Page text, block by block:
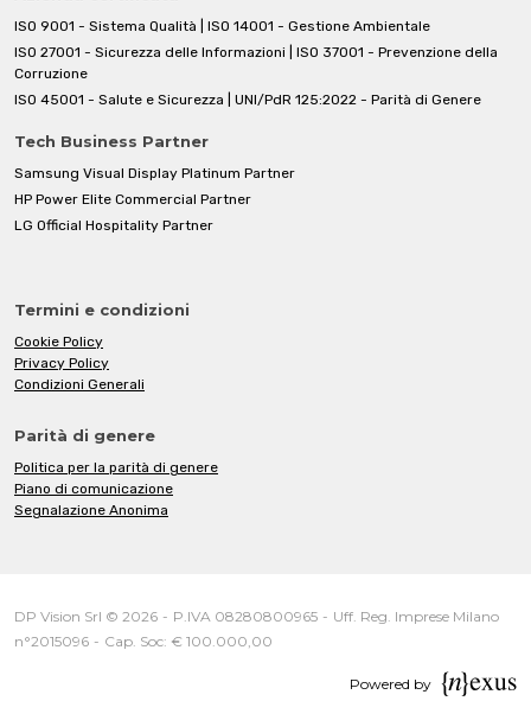
ISO 9001 - Sistema Qualità | ISO 14001 - Gestione Ambientale
ISO 27001 - Sicurezza delle Informazioni | ISO 37001 - Prevenzione della
Corruzione
ISO 45001 - Salute e Sicurezza | UNI/PdR 125:2022 - Parità di Genere
Tech Business Partner
Samsung Visual Display Platinum Partner
HP Power Elite Commercial Partner
LG Official Hospitality Partner
Termini e condizioni
Cookie Policy
Privacy Policy
Condizioni Generali
Parità di genere
Politica per la parità di genere
Piano di comunicazione
Segnalazione Anonima
DP Vision Srl © 2026 - P.IVA 08280800965 - Uff. Reg. Imprese Milano
n°2015096 - Cap. Soc: € 100.000,00
Powered by